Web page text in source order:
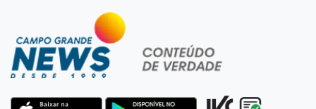
Agregado
Inter perde para o Corinthians mas avança às
quartas da Copa do Brasil
Vitória goleia Athletico-PR por 4 a 0 e avança